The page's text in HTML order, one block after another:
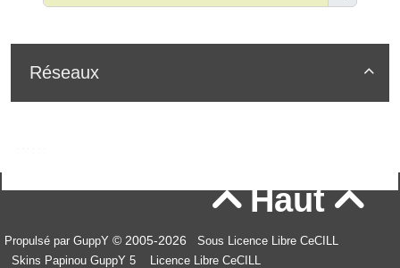

Réseaux
Haut
Propulsé par GuppY © 2005-2026
Sous Licence Libre CeCILL
Skins Papinou GuppY 5
Licence Libre CeCILL